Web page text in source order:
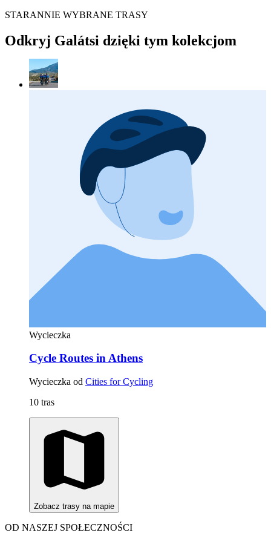
STARANNIE WYBRANE TRASY
Odkryj Galátsi dzięki tym kolekcjom
Wycieczka
Cycle Routes in Athens
Wycieczka od Cities for Cycling
10 tras
Zobacz trasy na mapie
OD NASZEJ SPOŁECZNOŚCI